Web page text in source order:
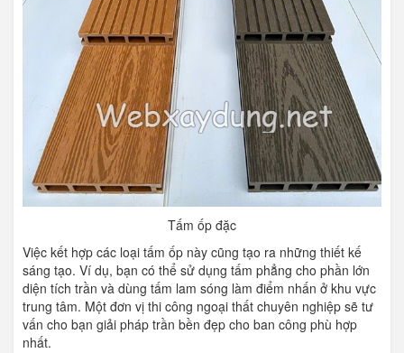
Tấm ốp đặc
Việc kết hợp các loại tấm ốp này cũng tạo ra những thiết kế
sáng tạo. Ví dụ, bạn có thể sử dụng tấm phẳng cho phần lớn
diện tích trần và dùng tấm lam sóng làm điểm nhấn ở khu vực
trung tâm. Một đơn vị thi công ngoại thất chuyên nghiệp sẽ tư
vấn cho bạn giải pháp trần bền đẹp cho ban công phù hợp
nhất.